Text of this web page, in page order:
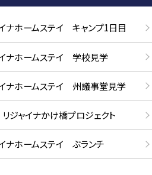
イナホームステイ キャンプ1日目
イナホームステイ 学校見学
イナホームステイ 州議事堂見学
ジャイナかけ橋プロジェクト
イナホームステイ ぶランチ